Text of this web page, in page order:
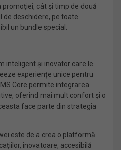
cât și timp de două
deschidere, pe toate
un bundle special.
inteligent și inovator care le
experiențe unice pentru
Core permite integrarea
oferind mai mult confort și o
face parte din strategia
este de a crea o platformă
inovatoare, accesibilă